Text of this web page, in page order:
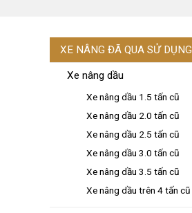
XE NÂNG ĐÃ QUA SỬ DỤNG
Xe nâng dầu
Xe nâng dầu 1.5 tấn cũ
Xe nâng dầu 2.0 tấn cũ
Xe nâng dầu 2.5 tấn cũ
Xe nâng dầu 3.0 tấn cũ
Xe nâng dầu 3.5 tấn cũ
Xe nâng dầu trên 4 tấn cũ